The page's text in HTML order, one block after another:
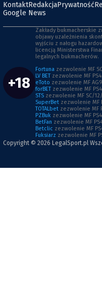
KontaktRedakcjaPrywatność
Google News
+18
Zakłady bukmacherskie
objawy uzależnienia
wyjściu z nałogu
licencją Ministerstwa
legalnych bukmacherów.
Fortuna zezwolenie MF
LV BET zezwolenie MF
eToto zezwolenie MF
forBET zezwolenie MF
STS zezwolenie MF SC/
SuperBet zezwolenie MF
TOTALbet zezwolenie MF
PZBuk zezwolenie MF
BetFan zezwolenie MF
Betclic zezwolenie MF
Fuksiarz zezwolenie MF
Copyright © 2026 LegalSport.pl